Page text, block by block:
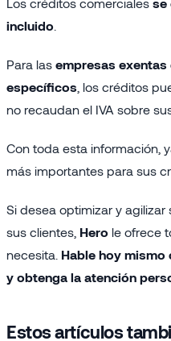
incluido
Para las empresas exentas
específicos , los créditos
no recaudan el IVA sobre
Con toda esta información,
más importantes para sus
Si desea optimizar y
sus clientes, Hero le ofrece
necesita. Hable hoy
y obtenga la atención
Estos artículos